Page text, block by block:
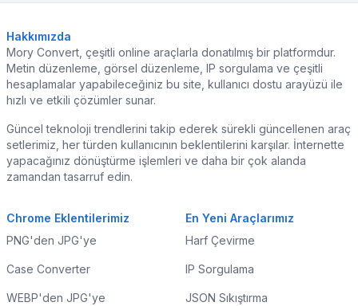
Hakkımızda
Mory Convert, çeşitli online araçlarla donatılmış bir platformdur.
Metin düzenleme, görsel düzenleme, IP sorgulama ve çeşitli
hesaplamalar yapabileceğiniz bu site, kullanıcı dostu arayüzü ile
hızlı ve etkili çözümler sunar.
Güncel teknoloji trendlerini takip ederek sürekli güncellenen araç
setlerimiz, her türden kullanıcının beklentilerini karşılar. İnternette
yapacağınız dönüştürme işlemleri ve daha bir çok alanda
zamandan tasarruf edin.
Chrome Eklentilerimiz
PNG'den JPG'ye
Case Converter
WEBP'den JPG'ye
En Yeni Araçlarımız
Harf Çevirme
IP Sorgulama
JSON Sıkıştırma